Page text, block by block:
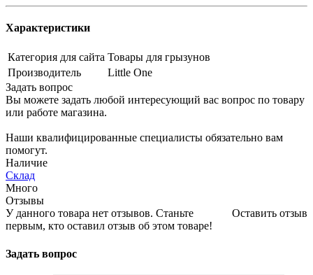
Характеристики
Категория для сайта Товары для грызунов
Производитель
Little One
Задать вопрос
Вы можете задать любой интересующий вас вопрос по товару
или работе магазина.
Наши квалифицированные специалисты обязательно вам
помогут.
Наличие
Склад
Много
Отзывы
Оставить отзыв
У данного товара нет отзывов. Станьте
первым, кто оставил отзыв об этом товаре!
Задать вопрос